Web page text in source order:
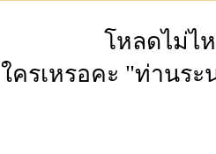
โหลดไม่ไ
ใครเหรอคะ "ท่านร